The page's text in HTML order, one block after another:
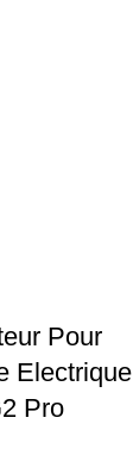
Pour
Electrique
Pro